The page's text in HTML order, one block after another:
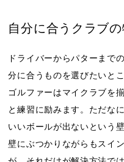
自分に合うクラブ
ドライバーからパターまで
分に合うものを選びたいと
ゴルファーはマイクラブを
と練習に励みます。ただな
いいボールが出ないという
壁にぶつかりながらもスイ